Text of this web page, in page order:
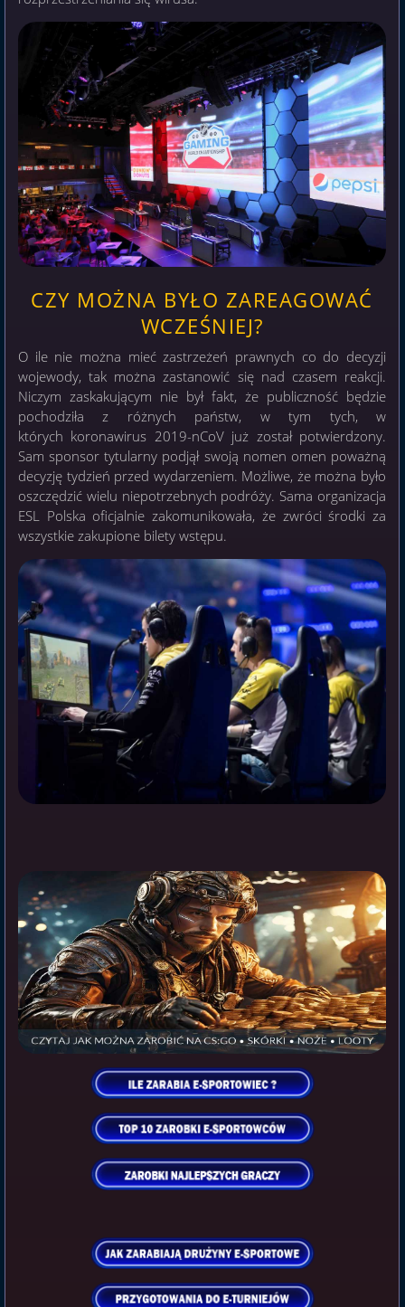
CZY MOŻNA BYŁO ZAREAGOWAĆ
WCZEŚNIEJ?
O ile nie można mieć zastrzeżeń prawnych co do decyzji
wojewody, tak można zastanowić się nad czasem reakcji.
Niczym zaskakującym nie był fakt, że publiczność będzie
pochodziła z różnych państw, w tym tych, w
których koronawirus 2019-nCoV już został potwierdzony.
Sam sponsor tytularny podjął swoją nomen omen poważną
decyzję tydzień przed wydarzeniem. Możliwe, że można było
oszczędzić wielu niepotrzebnych podróży. Sama organizacja
ESL Polska oficjalnie zakomunikowała, że zwróci środki za
wszystkie zakupione bilety wstępu.